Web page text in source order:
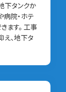
下タンクか
病院・ホテ
ます。 工事
、地下タ